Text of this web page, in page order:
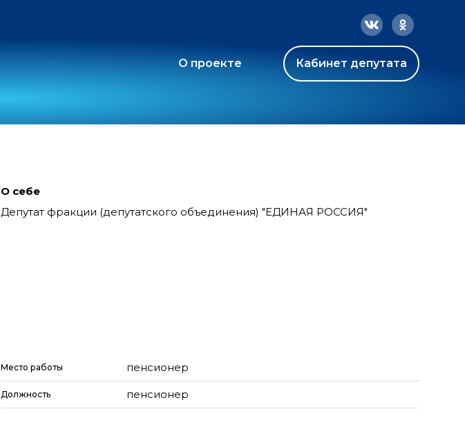
О проекте Кабинет депутата
О себе
Депутат фракции (депутатского объединения) "ЕДИНАЯ РОССИЯ"
Место работы пенсионер
Должность пенсионер